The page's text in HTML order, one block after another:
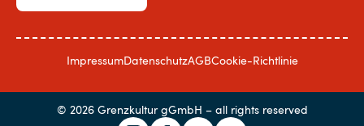
ImpressumDatenschutzAGBCookie-Richtlinie
© 2026 Grenzkultur gGmbH – all rights reserved